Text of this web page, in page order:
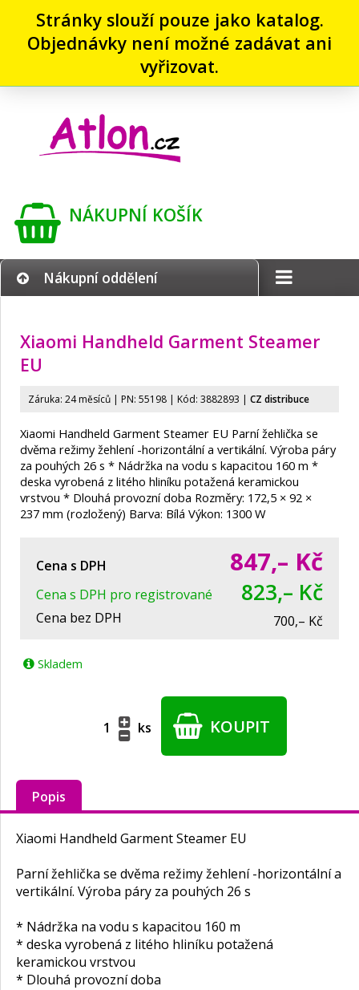
Stránky slouží pouze jako katalog.
Objednávky není možné zadávat ani
vyřizovat.
NÁKUPNÍ KOŠÍK
Nákupní oddělení
Xiaomi Handheld Garment Steamer
EU
Záruka: 24 měsíců | PN: 55198 | Kód: 3882893 | CZ distribuce
Xiaomi Handheld Garment Steamer EU Parní žehlička se
dvěma režimy žehlení -horizontální a vertikální. Výroba páry
za pouhých 26 s * Nádržka na vodu s kapacitou 160 m *
deska vyrobená z litého hliníku potažená keramickou
vrstvou * Dlouhá provozní doba Rozměry: 172,5 × 92 ×
237 mm (rozložený) Barva: Bílá Výkon: 1300 W
Cena s DPH 847,– Kč
Cena s DPH pro registrované 823,– Kč
Cena bez DPH 700,– Kč
Skladem
ks KOUPIT
Popis
Xiaomi Handheld Garment Steamer EU
Parní žehlička se dvěma režimy žehlení -horizontální a
vertikální. Výroba páry za pouhých 26 s
* Nádržka na vodu s kapacitou 160 m
* deska vyrobená z litého hliníku potažená
keramickou vrstvou
* Dlouhá provozní doba